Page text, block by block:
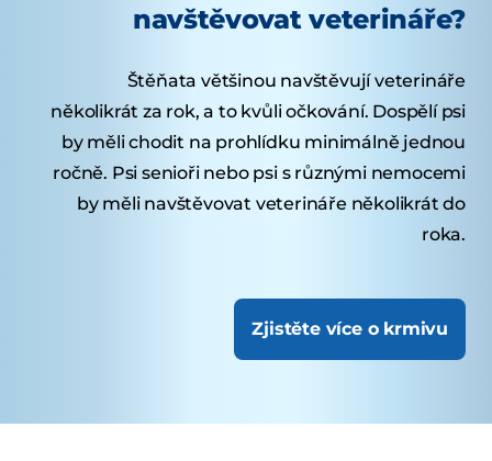
navštěvovat veterináře?
Štěňata většinou navštěvují veterináře
několikrát za rok, a to kvůli očkování. Dospělí psi
by měli chodit na prohlídku minimálně jednou
ročně. Psi senioři nebo psi s různými nemocemi
by měli navštěvovat veterináře několikrát do
roka.
Zjistěte více o krmivu